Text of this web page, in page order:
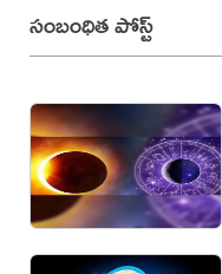
సంబంధిత పోస్ట్